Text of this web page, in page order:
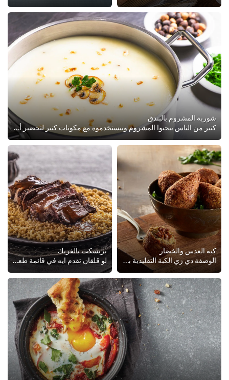
شوربة المشروم بالبندق
كتير من الناس بيحبوا المشروم وبيستخدموه مع مكونات كتير لتحضير أطباق مركبة. في الوصفة دي ضيفنا البندق علشان يكمل الطعم اللذيذ وا...
بريسكت بالفريك
لو قلقان تقدم ايه في قائمة طعامك في رمضان .متقلقش وصفة لحم البريسكت و الفريك هتوفر ليك طعم لذيذ مع نكهه منعشه لمائدة طعامك . أك...
كبة العدس والخضار
الوصفة دي زي الكبة التقليدية بالظبط بس بالخضروات! زباينك حيعجبهم جدا الطبق ده وخاصة الزباين النباتيين لأنه مش بس أخف من الكبة ا...